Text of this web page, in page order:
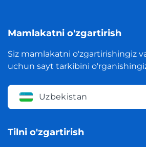
Mamlakatni o'zgartirish
Siz mamlakatni o'zgartirishingiz
uchun sayt tarkibini
Uzbekistan
Tilni o'zgartirish